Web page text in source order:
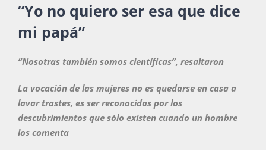
Blog
Recursos
Súmate
“Yo no quiero ser esa que dice
mi papá”
“Nosotras también somos científicas”, resaltaron
La vocación de las mujeres no es quedarse en casa a
lavar trastes, es ser reconocidas por los
descubrimientos que sólo existen cuando un hombre
los comenta